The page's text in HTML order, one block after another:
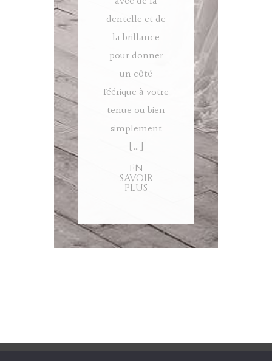
dentelle et de
la brillance
pour donner
un côté
féérique à votre
tenue ou bien
simplement
[…]
EN
SAVOIR
PLUS